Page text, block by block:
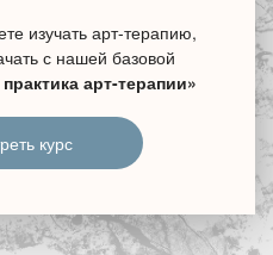
изучать арт-терапию,
с нашей базовой
арт-терапии»
курс